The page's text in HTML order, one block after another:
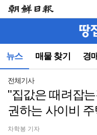
뉴스 매물 찾기 경
뉴
(컨
전체기사
"집값은 때려잡
권하는 사이비
차학봉 기자